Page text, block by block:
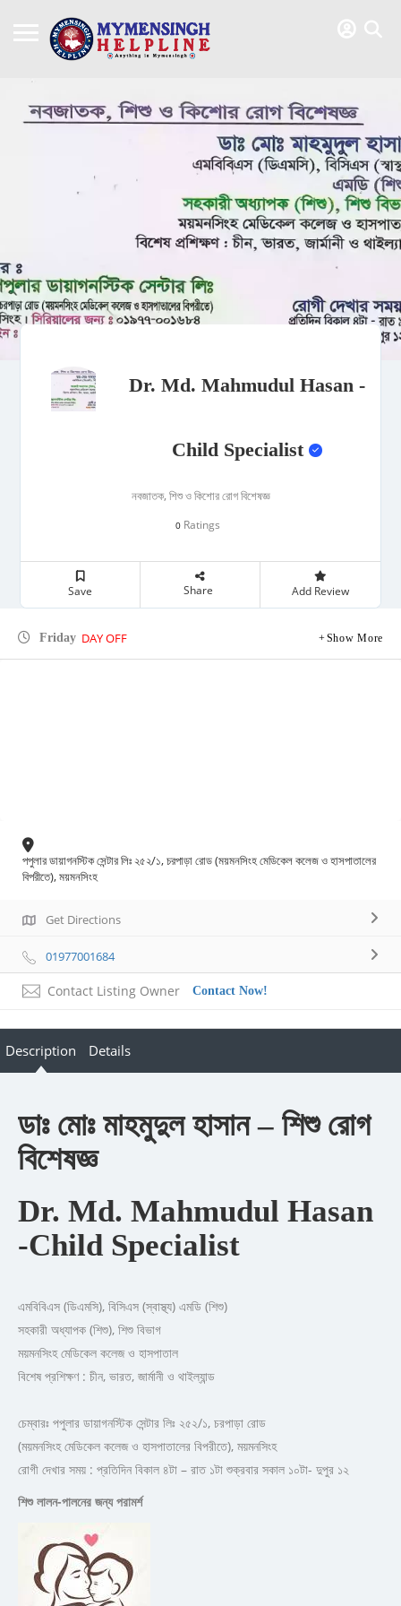
Dr. Md. Mahmudul Hasan -
Child Specialist
নবজাতক, শিশু ও কিশোর রোগ বিশেষজ্ঞ
0 Ratings
Save Share Add Review
Friday DAY OFF Show More
পপুলার ডায়াগনস্টিক সেন্টার লিঃ ২৫২/১, চরপাড়া রোড (ময়মনসিংহ মেডিকেল কলেজ ও হাসপাতালের
বিপরীতে), ময়মনসিংহ
Get Directions
01977001684
Contact Listing Owner Contact Now!
Description Details
ডাঃ মোঃ মাহমুদুল হাসান – শিশু রোগ
বিশেষজ্ঞ
Dr. Md. Mahmudul Hasan
-Child Specialist
এমবিবিএস (ডিএমসি), বিসিএস (স্বাস্থ্য) এমডি (শিশু)
সহকারী অধ্যাপক (শিশু), শিশু বিভাগ
ময়মনসিংহ মেডিকেল কলেজ ও হাসপাতাল
বিশেষ প্রশিক্ষণ : চীন, ভারত, জার্মানী ও থাইল্যান্ড
চেম্বারঃ পপুলার ডায়াগনস্টিক সেন্টার লিঃ ২৫২/১, চরপাড়া রোড
(ময়মনসিংহ মেডিকেল কলেজ ও হাসপাতালের বিপরীতে), ময়মনসিংহ
রোগী দেখার সময় : প্রতিদিন বিকাল ৪টা – রাত ১টা শুক্রবার সকাল ১০টা- দুপুর ১২
শিশু লালন-পালনের জন্য পরামর্শ